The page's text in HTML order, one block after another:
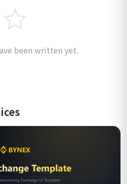
been written yet.